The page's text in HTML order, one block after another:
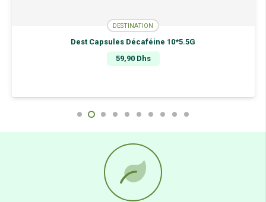
DESTINATION
Dest Capsules Décaféine 10*5.5G
59,90 Dhs